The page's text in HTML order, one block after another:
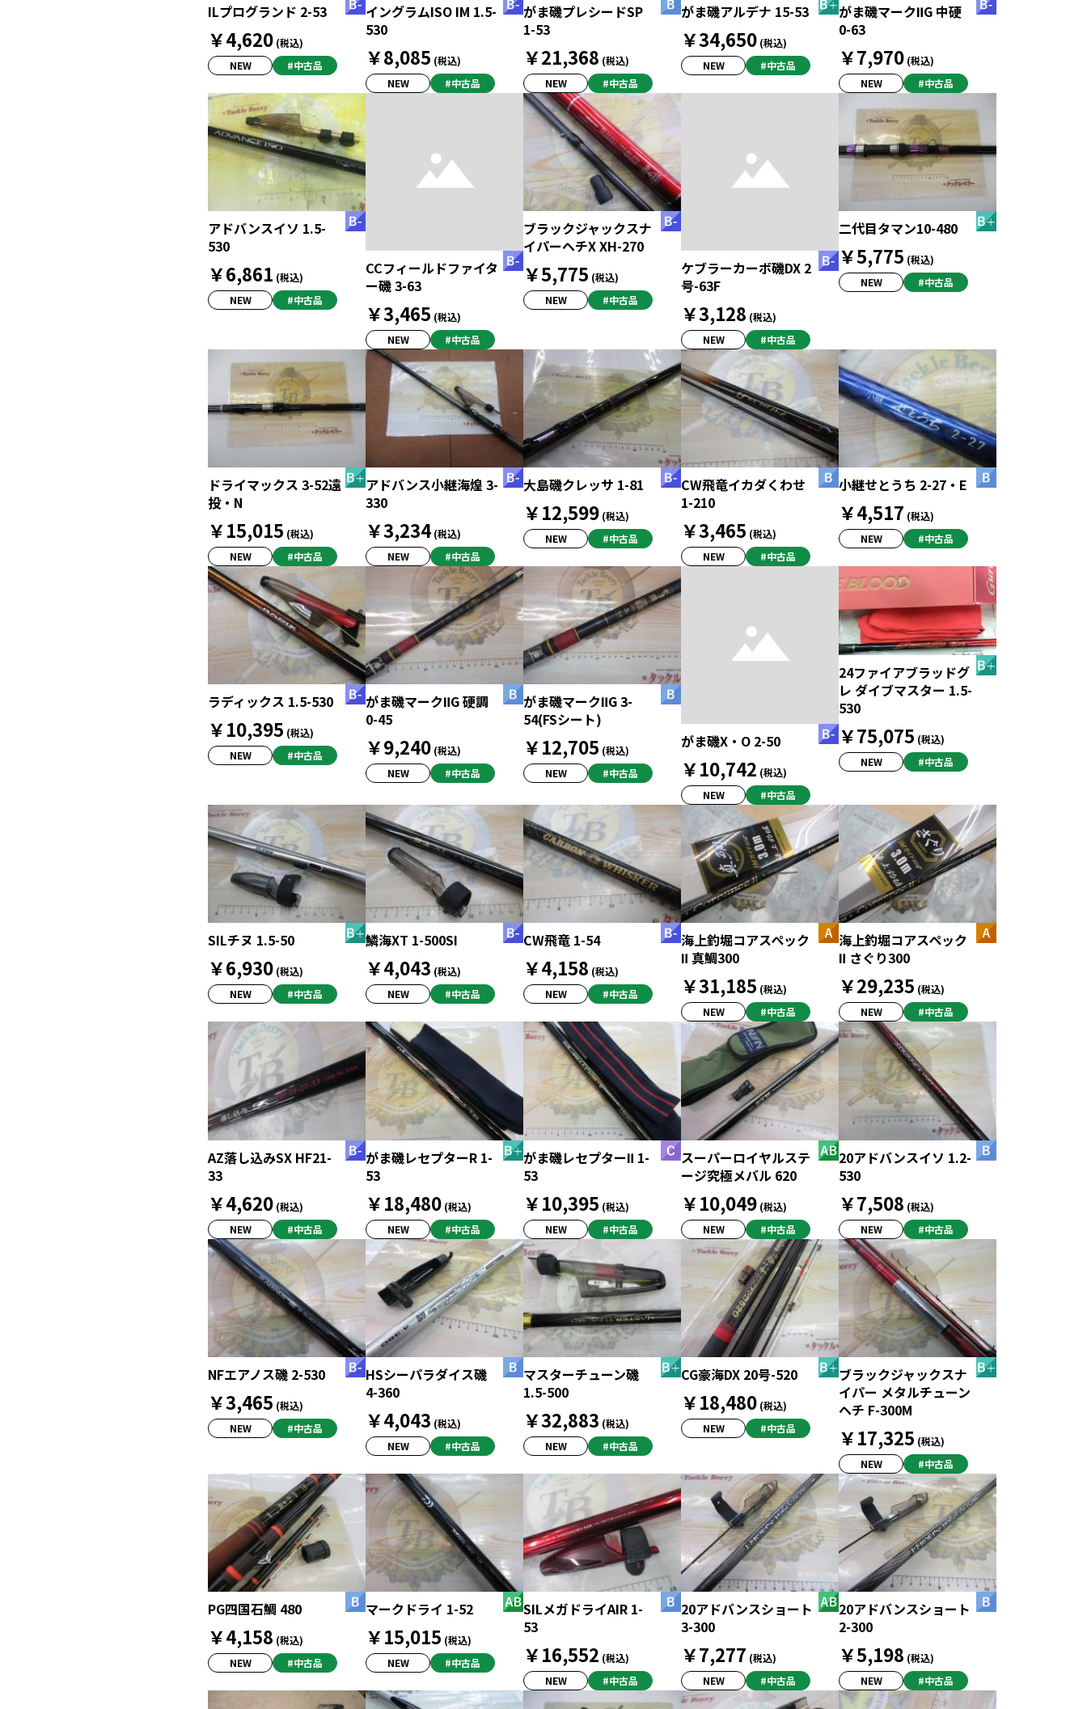
ILプログランド 2-53
￥4,620 (税込)
NEW
#中古品
イングラムISO IM 1.5-
530
￥8,085 (税込)
NEW
#中古品
がま磯プレシードSP
1-53
￥21,368 (税込)
NEW
#中古品
がま磯アルデナ 15-53
￥34,650 (税込)
NEW
#中古品
がま磯マークⅡG 中硬
0-63
￥7,970 (税込)
NEW
#中古品
アドバンスイソ 1.5-
530
￥6,861 (税込)
NEW
#中古品
CCフィールドファイタ
ー磯 3-63
￥3,465 (税込)
NEW
#中古品
ブラックジャックスナ
イパーヘチX XH-270
￥5,775 (税込)
NEW
#中古品
ケブラーカーボ磯DX 2
号-63F
￥3,128 (税込)
NEW
#中古品
二代目タマン10-480
￥5,775 (税込)
NEW
#中古品
ドライマックス 3-52遠
投・N
￥15,015 (税込)
NEW
#中古品
アドバンス小継海煌 3-
330
￥3,234 (税込)
NEW
#中古品
大島磯クレッサ 1-81
￥12,599 (税込)
NEW
#中古品
CW飛竜イカダくわせ
1-210
￥3,465 (税込)
NEW
#中古品
小継せとうち 2-27・E
￥4,517 (税込)
NEW
#中古品
ラディックス 1.5-530
￥10,395 (税込)
NEW
#中古品
がま磯マークⅡG 硬調
0-45
￥9,240 (税込)
NEW
#中古品
がま磯マークⅡG 3-
54(FSシート)
￥12,705 (税込)
NEW
#中古品
がま磯X・O 2-50
￥10,742 (税込)
NEW
#中古品
24ファイアブラッドグ
レ ダイブマスター 1.5-
530
￥75,075 (税込)
NEW
#中古品
SILチヌ 1.5-50
￥6,930 (税込)
NEW
#中古品
鱗海XT 1-500SI
￥4,043 (税込)
NEW
#中古品
CW飛竜 1-54
￥4,158 (税込)
NEW
#中古品
海上釣堀コアスペック
Ⅱ 真鯛300
￥31,185 (税込)
NEW
#中古品
海上釣堀コアスペック
Ⅱ さぐり300
￥29,235 (税込)
NEW
#中古品
AZ落し込みSX HF21-
33
￥4,620 (税込)
NEW
#中古品
がま磯レセプターR 1-
53
￥18,480 (税込)
NEW
#中古品
がま磯レセプターⅡ 1-
53
￥10,395 (税込)
NEW
#中古品
スーパーロイヤルステ
ージ究極メバル 620
￥10,049 (税込)
NEW
#中古品
20アドバンスイソ 1.2-
530
￥7,508 (税込)
NEW
#中古品
NFエアノス磯 2-530
￥3,465 (税込)
NEW
#中古品
HSシーパラダイス磯
4-360
￥4,043 (税込)
NEW
#中古品
マスターチューン磯
1.5-500
￥32,883 (税込)
NEW
#中古品
CG豪海DX 20号-520
￥18,480 (税込)
NEW
#中古品
ブラックジャックスナ
イパー メタルチューン
ヘチ F-300M
￥17,325 (税込)
NEW
#中古品
PG四国石鯛 480
￥4,158 (税込)
NEW
#中古品
マークドライ 1-52
￥15,015 (税込)
NEW
#中古品
SILメガドライAIR 1-
53
￥16,552 (税込)
NEW
#中古品
20アドバンスショート
3-300
￥7,277 (税込)
NEW
#中古品
20アドバンスショート
2-300
￥5,198 (税込)
NEW
#中古品